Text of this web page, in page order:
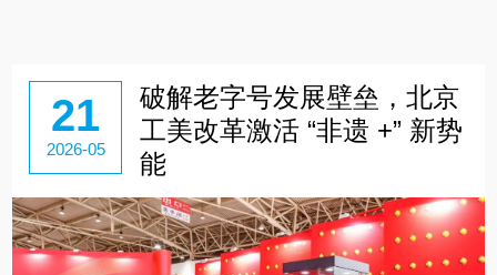
21
2026-05
破解老字号发展壁垒，北京
工美改革激活 “非遗 +” 新势
能